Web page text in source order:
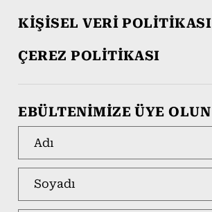
KİŞİSEL VERİ POLİTİKASI
ÇEREZ POLİTİKASI
EBÜLTENİMİZE ÜYE OLUN